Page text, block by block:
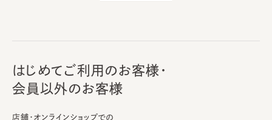
はじめてご利用のお客様・
会員以外のお客様
店舗・オンラインショップでの